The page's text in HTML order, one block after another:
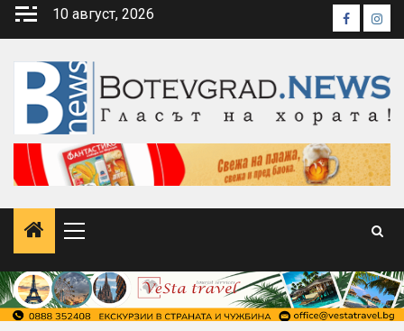
Skip
10 август, 2026 Facebook
Primary